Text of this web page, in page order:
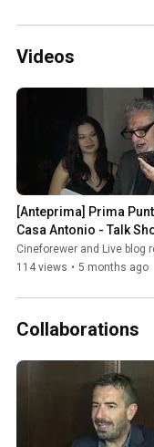
Videos
[Anteprima] Prima
Casa Antonio - Talk
Cineforewer and Live blog
114 views • 5 months ago
Collaborations